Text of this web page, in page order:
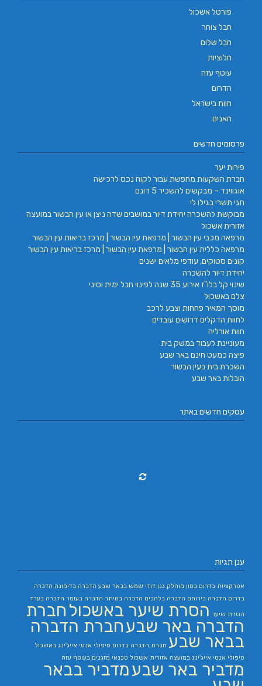
פורטל אשכול
חבל צוחר
חבל שלום
חלוציות
עוטף עזה
הדרום
חוות בישראל
חאנים
פרסומים חדשים
פירות יער
חברת השקעות מחפשת עבור לקוח נכס לרכישה
אוגווינד – מבקשים להשכיר 5 דונם
חגי תשרי בגילו לי
מבוקשת להשכרה יחידת דיור במושבים שדה ניצן או עין הבשור במועצה
אזורית אשכול
מרפאה מכבי עין הבשור | מרפאת עין הבשור | מרכז בריאות עין הבשור
מרפאה כללית עין הבשור | מרפאת עין הבשור | מרכז בריאות עין הבשור
קונים סטוקים, עודפי מלאים ישנים
יחידת דיור להשכרה
שינוי קל בלו"ז אירוע 35 שנה לפינוי חבל ימית וסיני
צלם באשכול
מוסך המאיר פחחות וצבע לרכב
לחוות הדקלים דרושים עובדים
חוות אורליה
מעוניינת לעבוד במשק בית
פיצה כמעט חינם באר שבע
השכרת בית בעין הבשור
הובלות באר שבע
עסקים חדשים באתר
ענן תגיות
אטרקציות בדרום בטון מוחלק גנן דודי שמש בבאר שבע הדברה בדימונה הדברה
בדרום הדברה בירוחם הדברה בלהבים הדברה במיתר הדברה בעומר הדברה בערד
הסרת שיער הסרת שיער באשכול חברת
הדברה באר שבעחברת הדברה
בבאר שבע חברת הדברה בדרום טיפולי אנטי אייג'ינג באשכול
טיפולי אנטי אייג'ינג במועצה אזורית אשכול טכנאי מזגנים בעוטף עזה
מדביר באר שבעמדביר בבאר